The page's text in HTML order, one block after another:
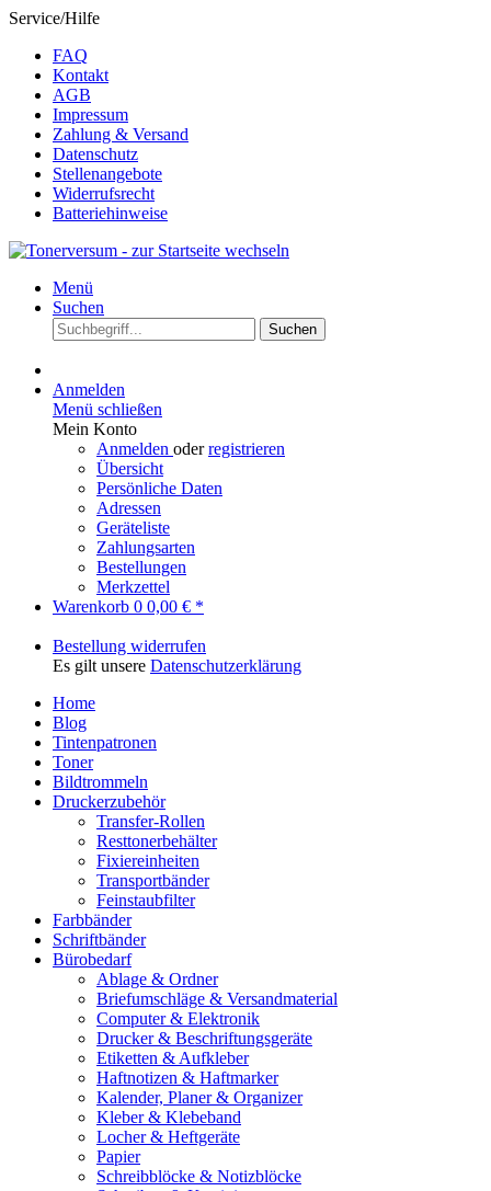
Service/Hilfe
FAQ
Kontakt
AGB
Impressum
Zahlung & Versand
Datenschutz
Stellenangebote
Widerrufsrecht
Batteriehinweise
Menü
Suchen
Suchen
Anmelden
Menü schließen
Mein Konto
Anmelden oderregistrieren
Übersicht
Persönliche Daten
Adressen
Geräteliste
Zahlungsarten
Bestellungen
Merkzettel
Warenkorb 0 0,00 € *
Bestellung widerrufen
Es gilt unsere Datenschutzerklärung
Home
Blog
Tintenpatronen
Toner
Bildtrommeln
Druckerzubehör
Transfer-Rollen
Resttonerbehälter
Fixiereinheiten
Transportbänder
Feinstaubfilter
Farbbänder
Schriftbänder
Bürobedarf
Ablage & Ordner
Briefumschläge & Versandmaterial
Computer & Elektronik
Drucker & Beschriftungsgeräte
Etiketten & Aufkleber
Haftnotizen & Haftmarker
Kalender, Planer & Organizer
Kleber & Klebeband
Locher & Heftgeräte
Papier
Schreibblöcke & Notizblöcke